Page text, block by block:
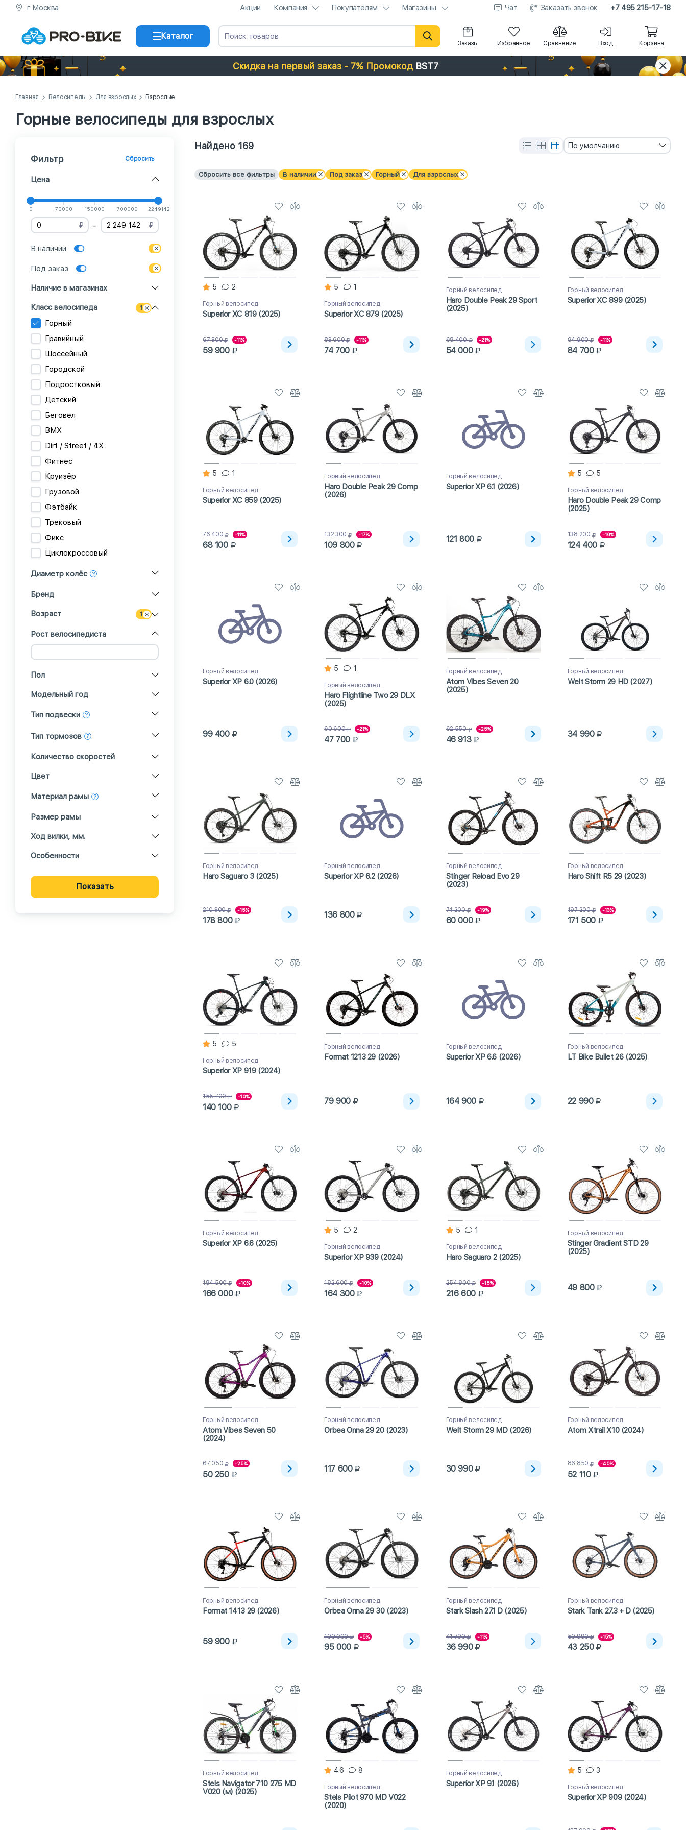
г Москва Акции Компания Покупателям Магазины Чат Заказать звонок +7 495 215-17-18
Каталог
Заказы Избранное Сравнение Вход Корзина
Скидка на первый заказ - 7% Промокод BST7
Главная Велосипеды Для взрослых Взрослые
Горные велосипеды для взрослых
Найдено 169 По умолчанию
Сбросить все фильтры В наличии Под заказ Горный Для взрослых
5 2
Горный велосипед
Superior XC 819 (2025)
67 300 -11%
59 900
5 1
Горный велосипед
Superior XC 879 (2025)
83 600 -11%
74 700
Горный велосипед
Haro Double Peak 29 Sport
(2025)
68 400 -21%
54 000
Горный велосипед
Superior XC 899 (2025)
94 900 -11%
84 700
5 1
Горный велосипед
Superior XC 859 (2025)
76 400 -11%
68 100
Горный велосипед
Haro Double Peak 29 Comp
(2026)
132 300 -17%
109 800
Горный велосипед
Superior XP 6.1 (2026)
121 800
5 5
Горный велосипед
Haro Double Peak 29 Comp
(2025)
138 200 -10%
124 400
Горный велосипед
Superior XP 6.0 (2026)
99 400
5 1
Горный велосипед
Haro Flightline Two 29 DLX
(2025)
60 600 -21%
47 700
Горный велосипед
Atom Vibes Seven 20
(2025)
62 550 -25%
46 913
Горный велосипед
Welt Storm 29 HD (2027)
34 990
Горный велосипед
Haro Saguaro 3 (2025)
210 300 -15%
178 800
Горный велосипед
Superior XP 6.2 (2026)
136 800
Горный велосипед
Stinger Reload Evo 29
(2023)
74 200 -19%
60 000
Горный велосипед
Haro Shift R5 29 (2023)
197 200 -13%
171 500
5 5
Горный велосипед
Superior XP 919 (2024)
155 700 -10%
140 100
Горный велосипед
Format 1213 29 (2026)
79 900
Горный велосипед
Superior XP 6.6 (2026)
164 900
Горный велосипед
LT Bike Bullet 26 (2025)
22 990
Горный велосипед
Superior XP 6.6 (2025)
184 500 -10%
166 000
5 2
Горный велосипед
Superior XP 939 (2024)
182 600 -10%
164 300
5 1
Горный велосипед
Haro Saguaro 2 (2025)
254 800 -15%
216 600
Горный велосипед
Stinger Gradient STD 29
(2025)
49 800
Горный велосипед
Atom Vibes Seven 50
(2024)
67 050 -25%
50 250
Горный велосипед
Orbea Onna 29 20 (2023)
117 600
Горный велосипед
Welt Storm 29 MD (2026)
30 990
Горный велосипед
Atom Xtrail X10 (2024)
86 850 -40%
52 110
Горный велосипед
Format 1413 29 (2026)
59 900
Горный велосипед
Orbea Onna 29 30 (2023)
100 000 -5%
95 000
Горный велосипед
Stark Slash 27.1 D (2025)
41 790 -11%
36 990
Горный велосипед
Stark Tank 27.3 + D (2025)
50 990 -15%
43 250
Горный велосипед
Stels Navigator 710 27.5 MD
V020 (м) (2025)
4.6 8
Горный велосипед
Stels Pilot 970 MD V022
(2020)
Горный велосипед
Superior XP 9.1 (2026)
5 3
Горный велосипед
Superior XP 909 (2024)
Фильтр Сбросить
Цена
0 70000 150000 700000 2249142
₽ - ₽
В наличии
Под заказ
Наличие в магазинах
Класс велосипеда 1
Горный
Гравийный
Шоссейный
Городской
Подростковый
Детский
Беговел
BMX
Dirt / Street / 4X
Фитнес
Круизёр
Грузовой
Фэтбайк
Трековый
Фикс
Циклокроссовый
Диаметр колёс
Бренд
Возраст 1
Рост велосипедиста
Пол
Модельный год
Тип подвески
Тип тормозов
Количество скоростей
Цвет
Материал рамы
Размер рамы
Ход вилки, мм.
Особенности
Показать